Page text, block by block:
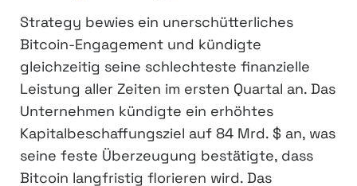
Strategy bewies ein unerschütterliches
Bitcoin-Engagement und kündigte
gleichzeitig seine schlechteste finanzielle
Leistung aller Zeiten im ersten Quartal an. Das
Unternehmen kündigte ein erhöhtes
Kapitalbeschaffungsziel auf 84 Mrd. $ an, was
seine feste Überzeugung bestätigte, dass
Bitcoin langfristig florieren wird. Das